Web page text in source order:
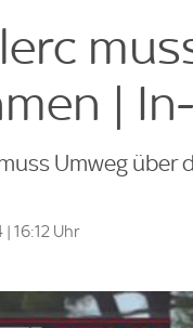
|
Umweg über
16:12 Uhr